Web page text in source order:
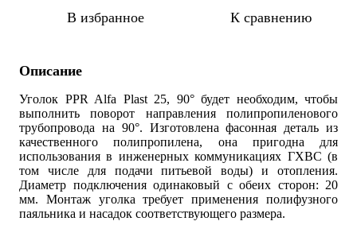
В избранное К сравнению
Описание
Уголок PPR Alfa Plast 25, 90° будет необходим, чтобы
выполнить поворот направления полипропиленового
трубопровода на 90°. Изготовлена фасонная деталь из
качественного полипропилена, она пригодна для
использования в инженерных коммуникациях ГХВС (в
том числе для подачи питьевой воды) и отопления.
Диаметр подключения одинаковый с обеих сторон: 20
мм. Монтаж уголка требует применения полифузного
паяльника и насадок соответствующего размера.